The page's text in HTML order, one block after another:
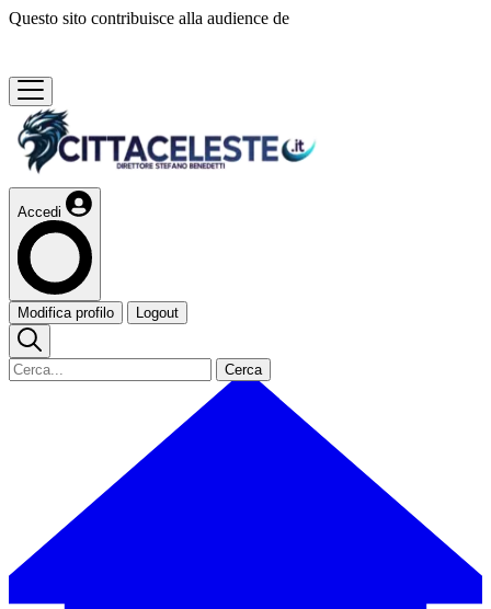
Questo sito contribuisce alla audience de
Accedi
Modifica profilo Logout
Cerca